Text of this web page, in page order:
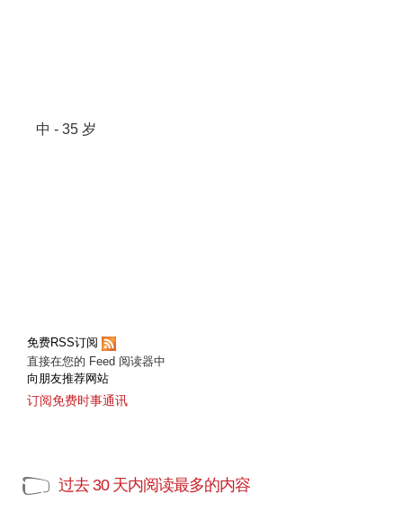
中 - 35 岁
免费RSS订阅
直接在您的 Feed 阅读器中
向朋友推荐网站
订阅免费时事通讯
过去 30 天内阅读最多的内容